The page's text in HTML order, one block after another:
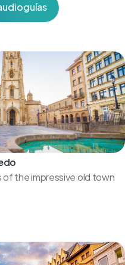
the impressive old town